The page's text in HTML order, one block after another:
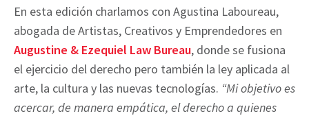
En esta edición charlamos con Agustina Laboureau,
abogada de Artistas, Creativos y Emprendedores en
Augustine & Ezequiel Law Bureau, donde se fusiona
el ejercicio del derecho pero también la ley aplicada al
arte, la cultura y las nuevas tecnologías. “Mi objetivo es
acercar, de manera empática, el derecho a quienes